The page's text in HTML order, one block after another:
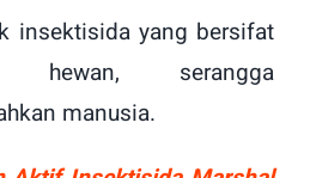
insektisida yang bersifat
serangga
manusia.